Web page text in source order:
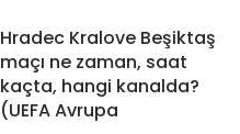
Hradec Kralove Beşiktaş
maçı ne zaman, saat
kaçta, hangi kanalda?
(UEFA Avrupa